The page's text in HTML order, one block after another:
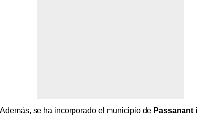
Además, se ha incorporado el municipio de Passanant i